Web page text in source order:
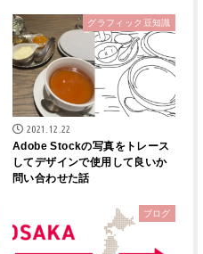
グラフィック豆知識
2021.12.22
Adobe Stockの写真をトレース
してデザインで使用して良いか
問い合わせた話
ブログ